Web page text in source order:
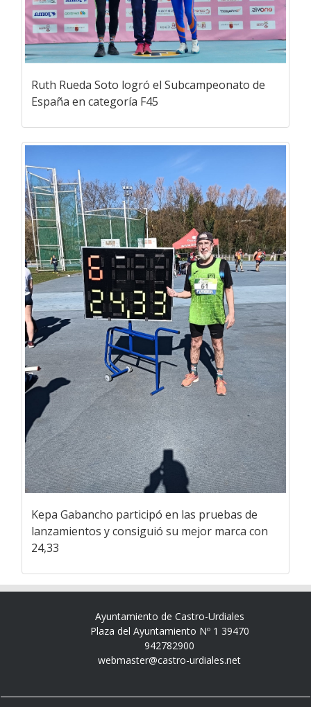
Ruth Rueda Soto logró el Subcampeonato de
España en categoría F45
Kepa Gabancho participó en las pruebas de
lanzamientos y consiguió su mejor marca con
24,33
Ayuntamiento de Castro-Urdiales
Plaza del Ayuntamiento Nº 1 39470
942782900
webmaster@castro-urdiales.net